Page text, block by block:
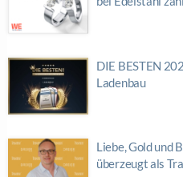
DIE BESTEN
Ladenbau
Liebe, Gold und
überzeugt als